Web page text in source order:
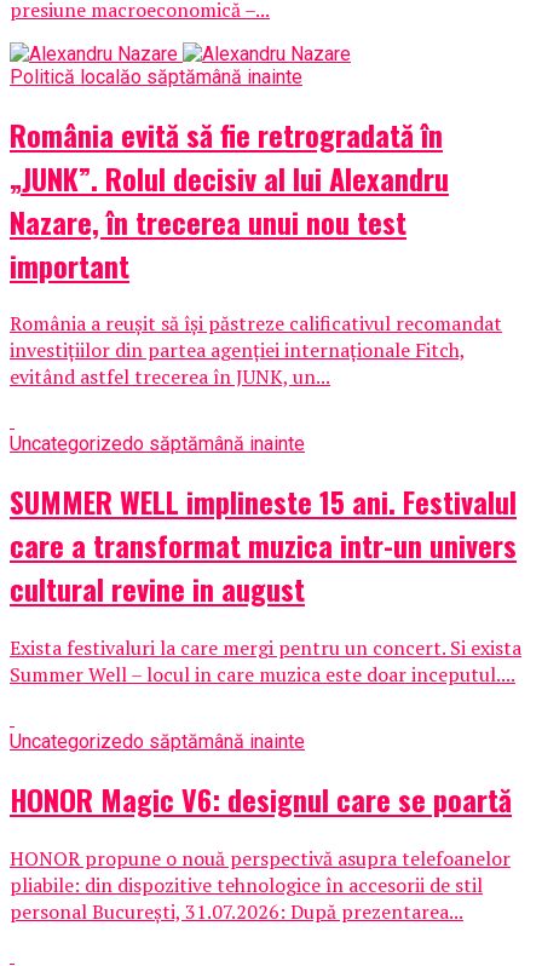
presiune macroeconomică –...
Politică localăo săptămână inainte
România evită să fie retrogradată în
„JUNK”. Rolul decisiv al lui Alexandru
Nazare, în trecerea unui nou test
important
România a reușit să își păstreze calificativul recomandat
investițiilor din partea agenției internaționale Fitch,
evitând astfel trecerea în JUNK, un...
Uncategorizedo săptămână inainte
SUMMER WELL implineste 15 ani. Festivalul
care a transformat muzica intr-un univers
cultural revine in august
Exista festivaluri la care mergi pentru un concert. Si exista
Summer Well – locul in care muzica este doar inceputul....
Uncategorizedo săptămână inainte
HONOR Magic V6: designul care se poartă
HONOR propune o nouă perspectivă asupra telefoanelor
pliabile: din dispozitive tehnologice în accesorii de stil
personal București, 31.07.2026: După prezentarea...